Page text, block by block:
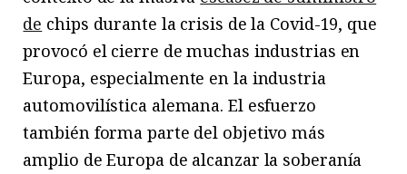
de chips durante la crisis de la Covid-19, que
provocó el cierre de muchas industrias en
Europa, especialmente en la industria
automovilística alemana. El esfuerzo
también forma parte del objetivo más
amplio de Europa de alcanzar la soberanía